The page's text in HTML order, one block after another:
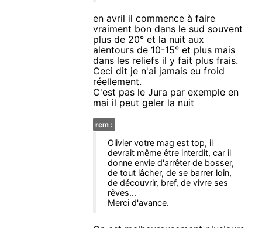
en avril il commence à faire
vraiment bon dans le sud souvent
plus de 20° et la nuit aux
alentours de 10-15° et plus mais
dans les reliefs il y fait plus frais.
Ceci dit je n'ai jamais eu froid
réellement.
C'est pas le Jura par exemple en
mai il peut geler la nuit
rem :
Olivier votre mag est top, il
devrait même être interdit, car il
donne envie d'arrêter de bosser,
de tout lâcher, de se barrer loin,
de découvrir, bref, de vivre ses
rêves...
Merci d'avance.